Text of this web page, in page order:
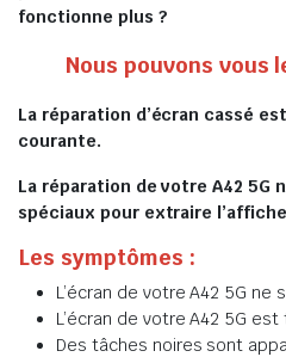
fonctionne plus ?
Nous pouvons vous
La réparation d’écran cassé
courante.
La réparation de votre A42 5G
spéciaux pour extraire
Les symptômes :
L’écran de votre A42 5G ne
L’écran de votre A42 5G
Des tâches noires sont